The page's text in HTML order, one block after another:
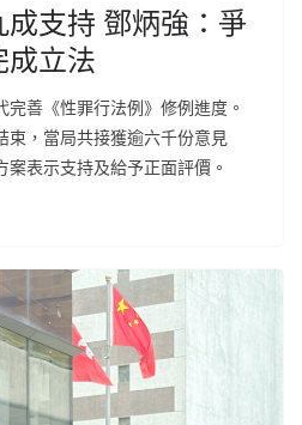
支持 鄧炳強：爭
立法
善《性罪行法例》修例進度。
束，當局共接獲逾六千份意見
表示支持及給予正面評價。